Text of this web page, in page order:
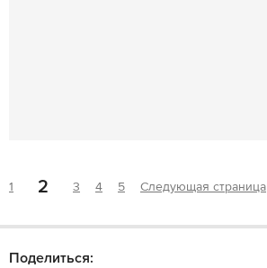
1 2 3 4 5 Следующая страница
Поделиться: